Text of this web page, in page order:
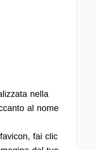
nella
al nome
fai clic